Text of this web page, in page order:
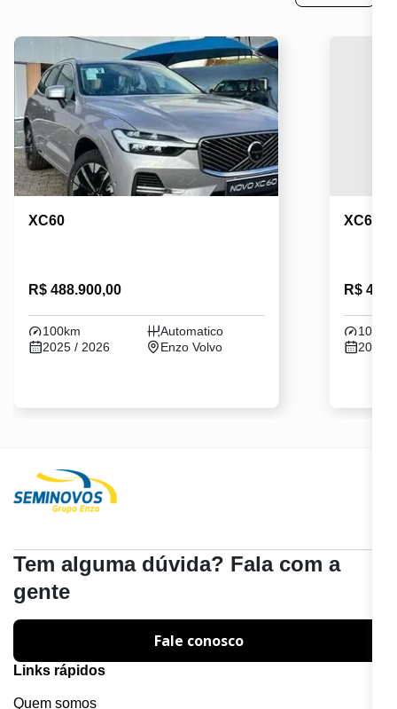
XC60
R$ 488.900,00
100km
Automatico
2025 / 2026
Enzo Volvo
XC60
R$
100km
2025 /
Tem alguma dúvida? Fala com a
gente
Fale conosco
Links rápidos
Quem somos